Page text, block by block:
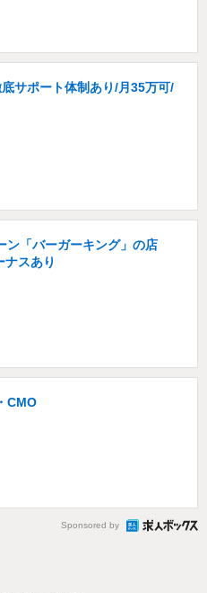
サポート体制あり/月35万可/
ン「バーガーキング」の店
ナスあり
CMO
Sponsored by